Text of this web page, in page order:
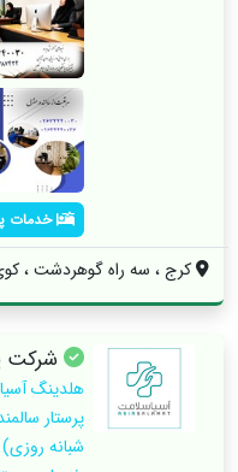
خدمات
کرج ، سه راه گوهردشت ،
شرکت
هلدینگ
پرستار
شبانه